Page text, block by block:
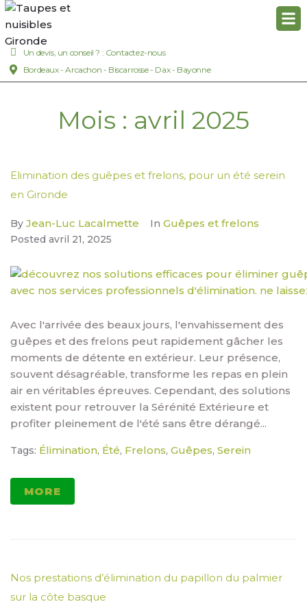
Un devis, un conseil ? : Contactez-nous
Bordeaux - Arcachon - Biscarrosse - Dax - Bayonne
Mois : avril 2025
Elimination des guêpes et frelons, pour un été serein
en Gironde
By Jean-Luc Lacalmette In Guêpes et frelons
Posted avril 21, 2025
Avec l'arrivée des beaux jours, l'envahissement des
guêpes et des frelons peut rapidement gâcher les
moments de détente en extérieur. Leur présence,
souvent désagréable, transforme les repas en plein
air en véritables épreuves. Cependant, des solutions
existent pour retrouver la Sérénité Extérieure et
profiter pleinement de l'été sans être dérangé...
Tags: Élimination, Été, Frelons, Guêpes, Serein
MORE
Nos prestations d’élimination du papillon du palmier
sur la côte basque